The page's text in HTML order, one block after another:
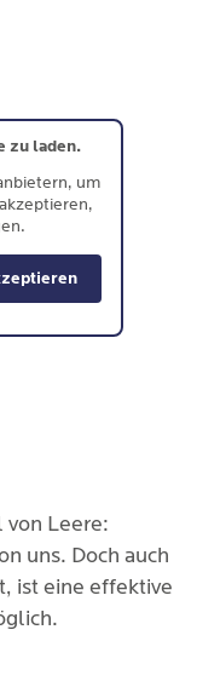
zu laden.
um
von Leere:
uns. Doch auch
ist eine effektive